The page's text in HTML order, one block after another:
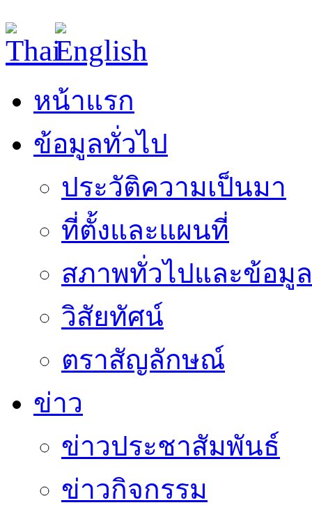
หน้าแรก
ข้อมูลทั่วไป
ประวัติความเป็นมา
ที่ตั้งและแผนที่
สภาพทั่วไปและข้อมู
วิสัยทัศน์
ตราสัญลักษณ์
ข่าว
ข่าวประชาสัมพันธ์
ข่าวกิจกรรม